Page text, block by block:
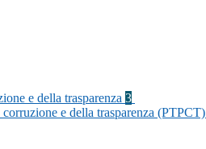
e della trasparenza 3
e della trasparenza (PTPCT)